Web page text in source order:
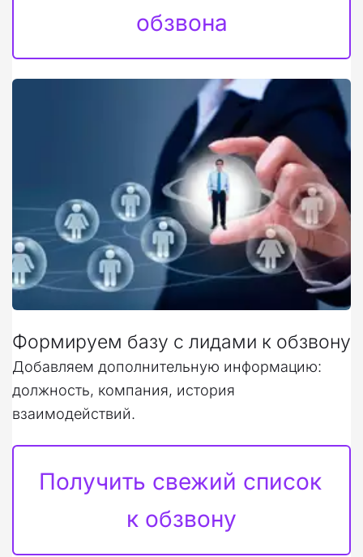
обзвона
Формируем базу с лидами к обзвону
Добавляем дополнительную информацию:
должность, компания, история
взаимодействий.
Получить свежий список
к обзвону